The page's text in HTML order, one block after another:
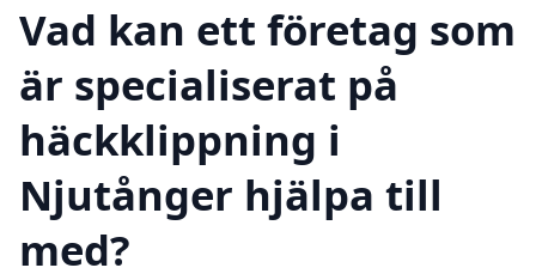
Vad kan ett företag som
är specialiserat på
häckklippning i
Njutånger hjälpa till
med?